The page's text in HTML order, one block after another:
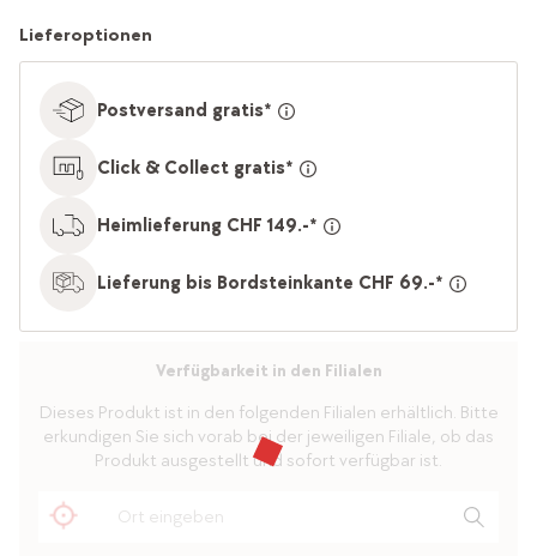
Lieferoptionen
Postversand gratis*
Click & Collect gratis*
Heimlieferung CHF 149.-*
Lieferung bis Bordsteinkante CHF 69.-*
Verfügbarkeit in den Filialen
Dieses Produkt ist in den folgenden Filialen erhältlich. Bitte
erkundigen Sie sich vorab bei der jeweiligen Filiale, ob das
Produkt ausgestellt und sofort verfügbar ist.